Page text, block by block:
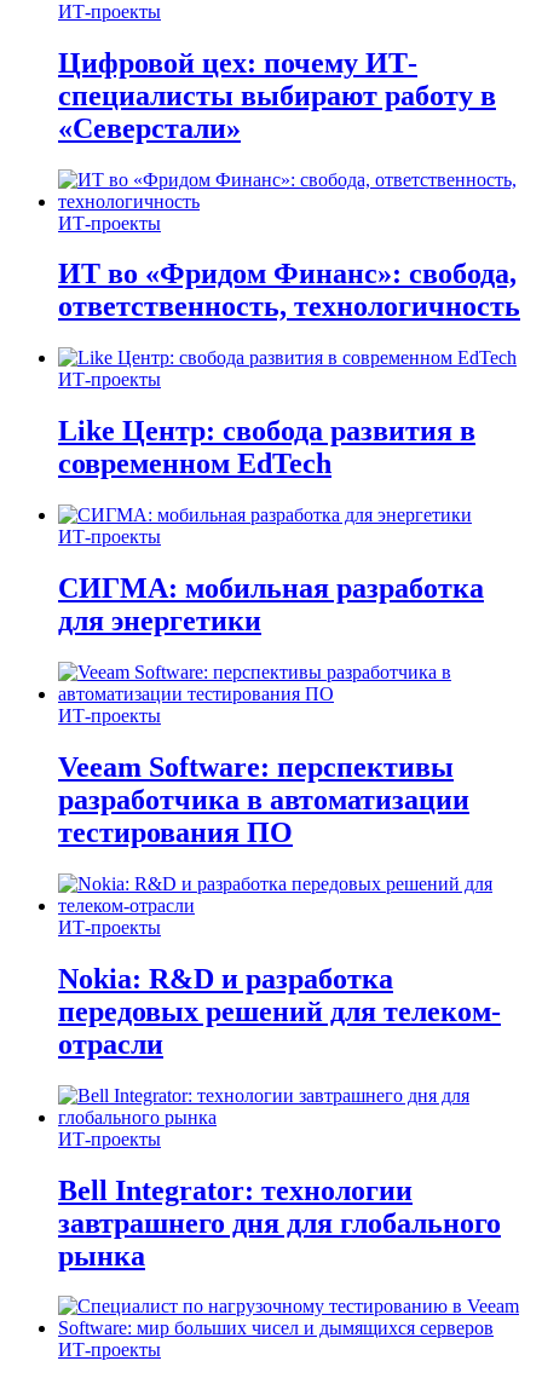
ИТ-проекты
Цифровой цех: почему ИТ-
специалисты выбирают работу в
«Северстали»
ИТ-проекты
ИТ во «Фридом Финанс»: свобода,
ответственность, технологичность
ИТ-проекты
Like Центр: свобода развития в
современном EdTech
ИТ-проекты
СИГМА: мобильная разработка
для энергетики
ИТ-проекты
Veeam Software: перспективы
разработчика в автоматизации
тестирования ПО
ИТ-проекты
Nokia: R&D и разработка
передовых решений для телеком-
отрасли
ИТ-проекты
Bell Integrator: технологии
завтрашнего дня для глобального
рынка
ИТ-проекты